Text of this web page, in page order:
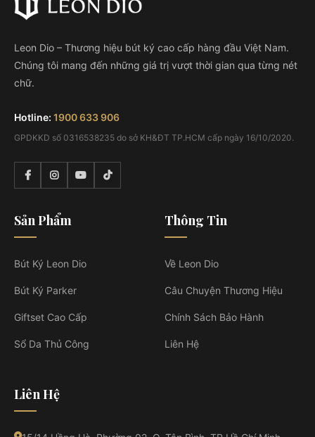
Leon Dio – Thương hiệu bút ký cao cấp hàng đầu Việt Nam.
Chúng tôi mang đến những giá trị vượt thời gian qua từng nét
chữ.
Hotline: 1900 633 906
GPDKKD số 0316538235 do sở KH&ĐT TP.HCM cấp ngày 16/10/2020.
Sản Phẩm
Bút Ký Leon Dio
Bút Ký Parker
Giftset Cao Cấp
Sổ Da Thủ Công
Thông Tin
Về Leon Dio
Câu Chuyện Thương Hiệu
Chính Sách Bảo Hành
Liên Hệ
Liên Hệ